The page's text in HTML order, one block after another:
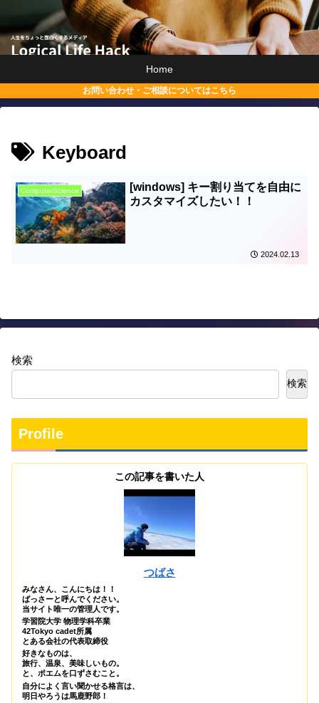
Home
お問い合わせ・ご相談についてはこちら
Keyboard
ComputerScience
[windows] キー割り当てを自由に
カスタマイズしたい！！
2024.02.13
検索
検索
Profile
この記事を書いた人
つばさ
みなさん、こんにちは！！
ばっさーと呼んでください。
当サイト唯一の管理人です。
学習院大学 物理学科卒業
42Tokyo cadet所属
とある会社の代表取締役
好きなものは、
旅行、温泉、美味しいもの。
と、ポエムを口ずさむこと。
自分によく言い聞かせる格言は、
明日やろうは馬鹿野郎！